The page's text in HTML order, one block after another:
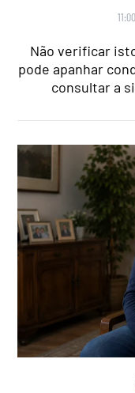
Não verificar
pode apanhar
consultar a